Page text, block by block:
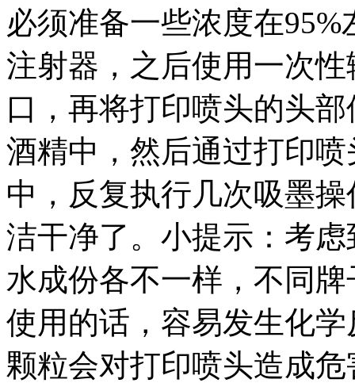
必须准备一些浓度在
注射器，之后使用一次
口，再将打印喷头的头
酒精中，然后通过打印
中，反复执行几次吸墨
洁干净了。小提示：考
水成份各不一样，不同
使用的话，容易发生化
颗粒会对打印喷头造成